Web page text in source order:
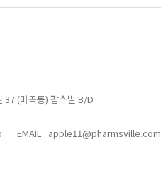
37 (마곡동) 팜스빌 B/D
EMAIL : apple11@pharmsville.com